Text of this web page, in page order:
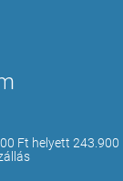
Ft helyett 243.900